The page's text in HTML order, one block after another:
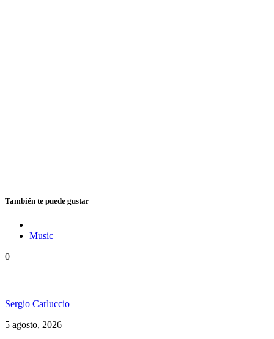
También te puede gustar
Music
0
Sergio Carluccio
5 agosto, 2026